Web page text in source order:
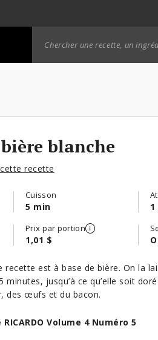
blanche
recette
Cuisson
5 min 1
Prix par portion
1,01 $
est à base de bière. On la
minutes, jusqu’à ce qu’elle soit
des œufs et du bacon.
Volume 4 Numéro 5